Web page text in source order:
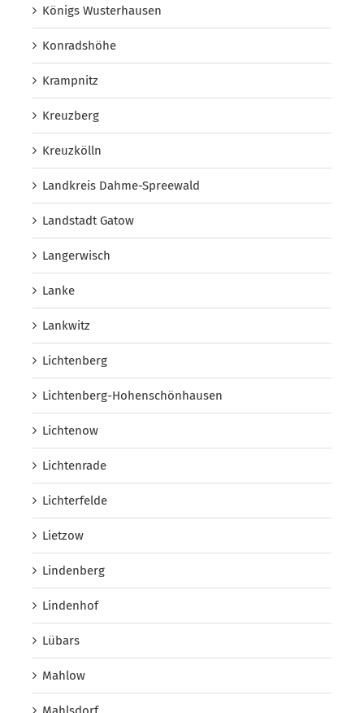
Königs Wusterhausen
Konradshöhe
Krampnitz
Kreuzberg
Kreuzkölln
Landkreis Dahme-Spreewald
Landstadt Gatow
Langerwisch
Lanke
Lankwitz
Lichtenberg
Lichtenberg-Hohenschönhausen
Lichtenow
Lichtenrade
Lichterfelde
Lietzow
Lindenberg
Lindenhof
Lübars
Mahlow